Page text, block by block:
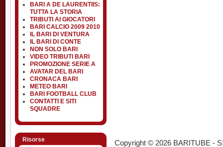
BARI A DE LAURENTIIS:
TUTTA LA STORIA
TRIBUTI AI GIOCATORI
BARI CALCIO 2009 2010
IL BARI DI VENTURA
IL BARI DI CONTE
NON SOLO BARI
VIDEO TRIBUTI BARI
PROMOZIONE SERIE A
AVATAR DEL BARI
CRONACA BARI
METEO BARI
BARI FOOTBALL CLUB
CONTATTI E SITI
SQUADRE
Risorse
Copyright © 2026 BARITUBE -